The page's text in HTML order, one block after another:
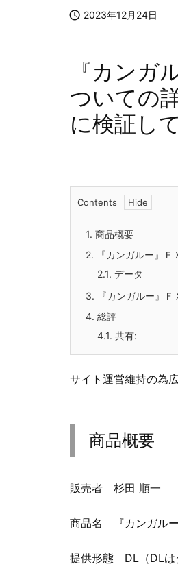
 2023年12月24日
『カンガ
ついての
に検証し
Contents
1. 商品概要
2. 『カンガルー』
2.1. データ
3. 『カンガルー』
4. 総評
4.1. 共有:
サイト運営維持の為
商品概要
販売者 杉田 順一
商品名 『カンガル
提供形態 DL（DLは